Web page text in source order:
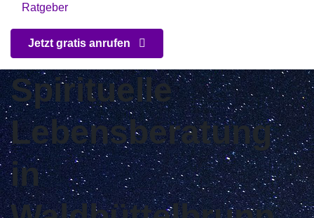
Ratgeber
Jetzt gratis anrufen
Spirituelle
Lebensberatung
in